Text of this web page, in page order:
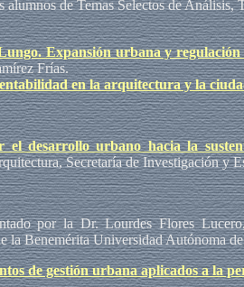
alumnos de Temas Selectos de
Expansión urbana y regulación
Frías.
en la arquitectura y la
el desarrollo urbano hacia la
Secretaría de Investigación y
por la Dr. Lourdes Flores
la Benemérita Universidad Autónoma
de gestión urbana aplicados a la